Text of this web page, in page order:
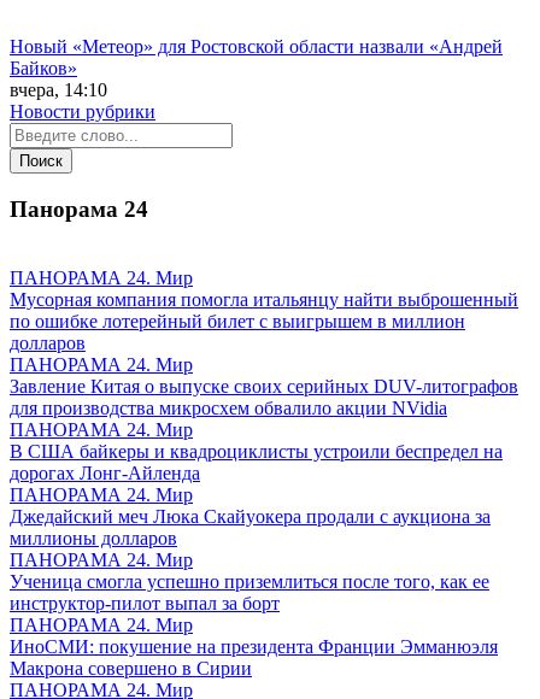
Новый «Метеор» для Ростовской области назвали «Андрей
Байков»
вчера, 14:10
Новости рубрики
Панорама 24
ПАНОРАМА 24. Мир
Мусорная компания помогла итальянцу найти выброшенный
по ошибке лотерейный билет с выигрышем в миллион
долларов
ПАНОРАМА 24. Мир
Завление Китая о выпуске своих серийных DUV-литографов
для производства микросхем обвалило акции NVidia
ПАНОРАМА 24. Мир
В США байкеры и квадроциклисты устроили беспредел на
дорогах Лонг-Айленда
ПАНОРАМА 24. Мир
Джедайский меч Люка Скайуокера продали с аукциона за
миллионы долларов
ПАНОРАМА 24. Мир
Ученица смогла успешно приземлиться после того, как ее
инструктор-пилот выпал за борт
ПАНОРАМА 24. Мир
ИноСМИ: покушение на президента Франции Эмманюэля
Макрона совершено в Сирии
ПАНОРАМА 24. Мир